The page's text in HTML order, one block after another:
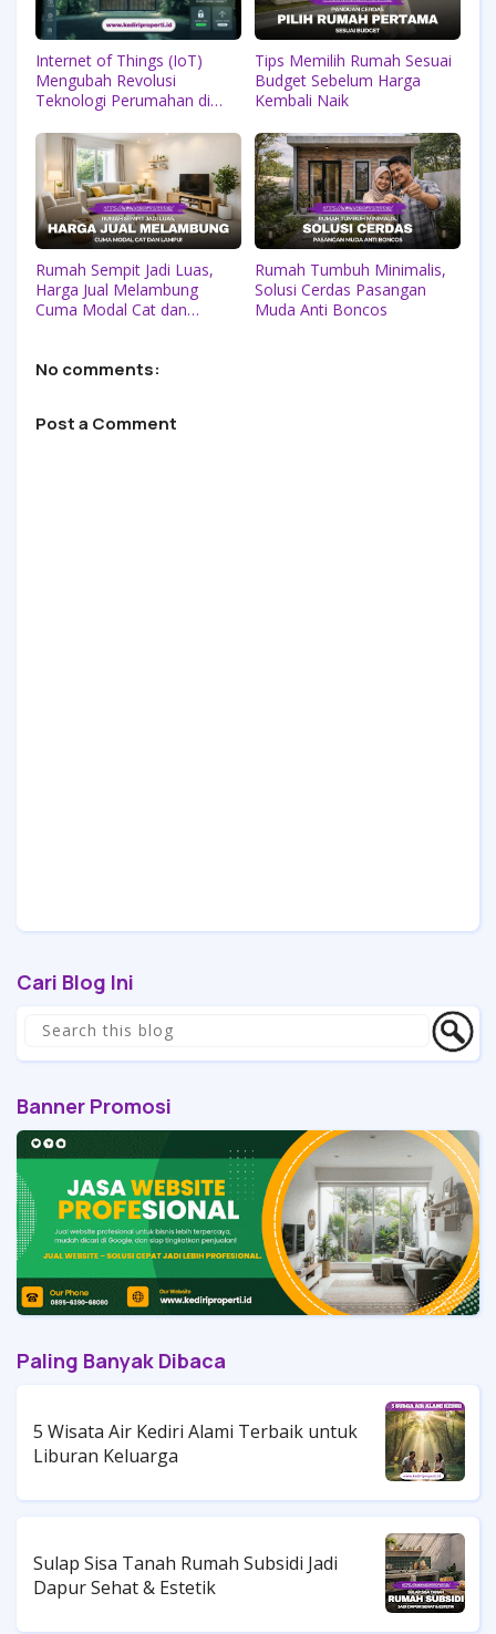
Internet of Things (IoT)
Mengubah Revolusi
Teknologi Perumahan di
Tips Memilih Rumah Sesuai
Budget Sebelum Harga
Kembali Naik
Rumah Sempit Jadi Luas,
Harga Jual Melambung
Cuma Modal Cat dan
Rumah Tumbuh Minimalis,
Solusi Cerdas Pasangan
Muda Anti Boncos
No comments:
Post a Comment
Cari Blog Ini
Banner Promosi
Paling Banyak Dibaca
5 Wisata Air Kediri Alami Terbaik untuk
Liburan Keluarga
Sulap Sisa Tanah Rumah Subsidi Jadi
Dapur Sehat & Estetik